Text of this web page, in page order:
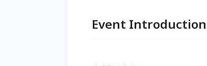
Event Introduction